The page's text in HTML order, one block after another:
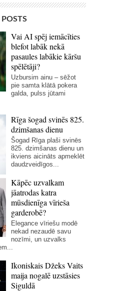
Vai AI spēj iemācīties
blefot labāk nekā
pasaules labākie kāršu
spēlētāji?
Uzbursim ainu – sēžot
pie samta klātā pokera
galda, pulss jūtami
Rīga šogad svinēs 825.
dzimšanas dienu
Šogad Rīga plaši svinēs
825. dzimšanas dienu un
ikviens aicināts apmeklēt
daudzveidīgos...
Kāpēc uzvalkam
jāatrodas katra
mūsdienīga vīrieša
garderobē?
Elegance vīriešu modē
nekad nezaudē savu
nozīmi, un uzvalks
Ikoniskais Džeks Vaits
maija nogalē uzstāsies
Siguldā